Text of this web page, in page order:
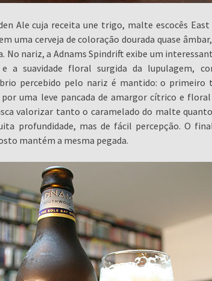
Ale cuja receita une trigo, malte escocês
uma cerveja de coloração dourada quase
No nariz, a Adnams Spindrift exibe um
a suavidade floral surgida da lupulagem,
percebido pelo nariz é mantido: o primeiro
uma leve pancada de amargor cítrico e
valorizar tanto o caramelado do malte
profundidade, mas de fácil percepção. O
mantém a mesma pegada.